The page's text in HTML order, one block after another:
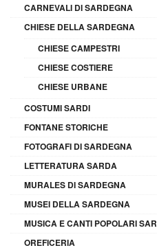
CARNEVALI DI SARDEGNA
CHIESE DELLA SARDEGNA
CHIESE CAMPESTRI
CHIESE COSTIERE
CHIESE URBANE
COSTUMI SARDI
FONTANE STORICHE
FOTOGRAFI DI SARDEGNA
LETTERATURA SARDA
MURALES DI SARDEGNA
MUSEI DELLA SARDEGNA
MUSICA E CANTI POPOLARI
OREFICERIA